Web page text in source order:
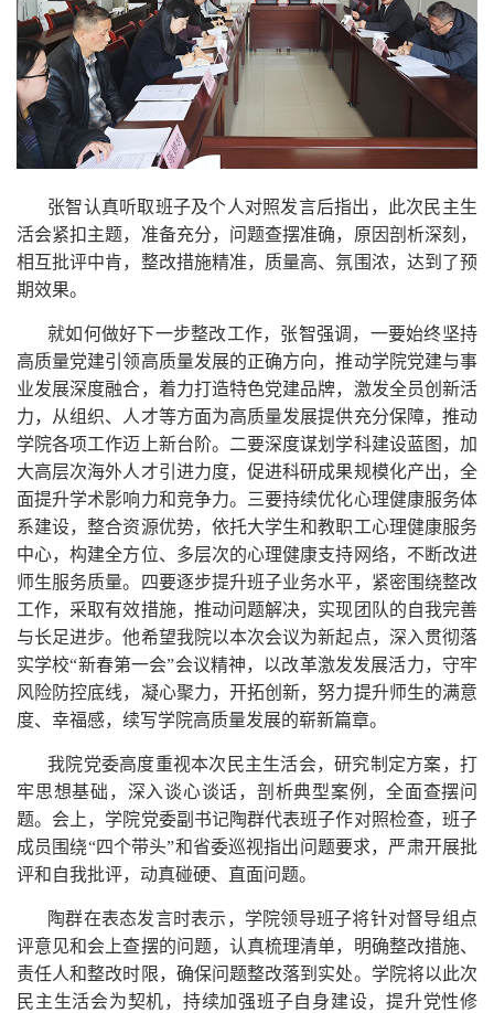
张智认真听取班子及个人对照发言后指出，此次民主生
活会紧扣主题，准备充分，问题查摆准确，原因剖析深刻，
相互批评中肯，整改措施精准，质量高、氛围浓，达到了预
期效果。
就如何做好下一步整改工作，张智强调，一要始终坚持
高质量党建引领高质量发展的正确方向，推动学院党建与事
业发展深度融合，着力打造特色党建品牌，激发全员创新活
力，从组织、人才等方面为高质量发展提供充分保障，推动
学院各项工作迈上新台阶。二要深度谋划学科建设蓝图，加
大高层次海外人才引进力度，促进科研成果规模化产出，全
面提升学术影响力和竞争力。三要持续优化心理健康服务体
系建设，整合资源优势，依托大学生和教职工心理健康服务
中心，构建全方位、多层次的心理健康支持网络，不断改进
师生服务质量。四要逐步提升班子业务水平，紧密围绕整改
工作，采取有效措施，推动问题解决，实现团队的自我完善
与长足进步。他希望我院以本次会议为新起点，深入贯彻落
实学校“新春第一会”会议精神，以改革激发发展活力，守牢
风险防控底线，凝心聚力，开拓创新，努力提升师生的满意
度、幸福感，续写学院高质量发展的崭新篇章。
我院党委高度重视本次民主生活会，研究制定方案，打
牢思想基础，深入谈心谈话，剖析典型案例，全面查摆问
题。会上，学院党委副书记陶群代表班子作对照检查，班子
成员围绕“四个带头”和省委巡视指出问题要求，严肃开展批
评和自我批评，动真碰硬、直面问题。
陶群在表态发言时表示，学院领导班子将针对督导组点
评意见和会上查摆的问题，认真梳理清单，明确整改措施、
责任人和整改时限，确保问题整改落到实处。学院将以此次
民主生活会为契机，持续加强班子自身建设，提升党性修